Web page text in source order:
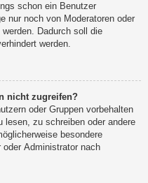
schon ein Benutzer
nur noch von Moderatoren oder
Dadurch soll die
werden.
nicht zugreifen?
oder Gruppen vorbehalten
zu schreiben oder andere
besondere
oder Administrator nach